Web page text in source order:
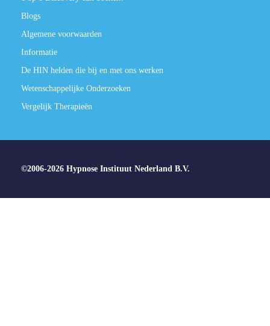
Blogs
Algemene voorwaarden
Informatie
De HIN helden die bij en met ons werken
Wetenschappelijke Onderzoeken
Vergelijk Therapieën
©2006-2026 Hypnose Instituut Nederland B.V.